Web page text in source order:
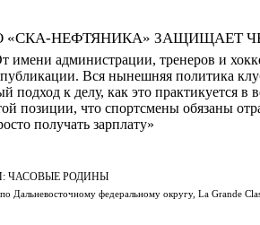
«СКА-НЕФТЯНИКА» ЗАЩИЩАЕТ
имени администрации, тренеров и
Вся нынешняя политика
подход к делу, как это практикуется в
позиции, что спортсмены обязаны
получать зарплату»
ЧАСОВЫЕ РОДИНЫ
Дальневосточному федеральному округу, La Grande